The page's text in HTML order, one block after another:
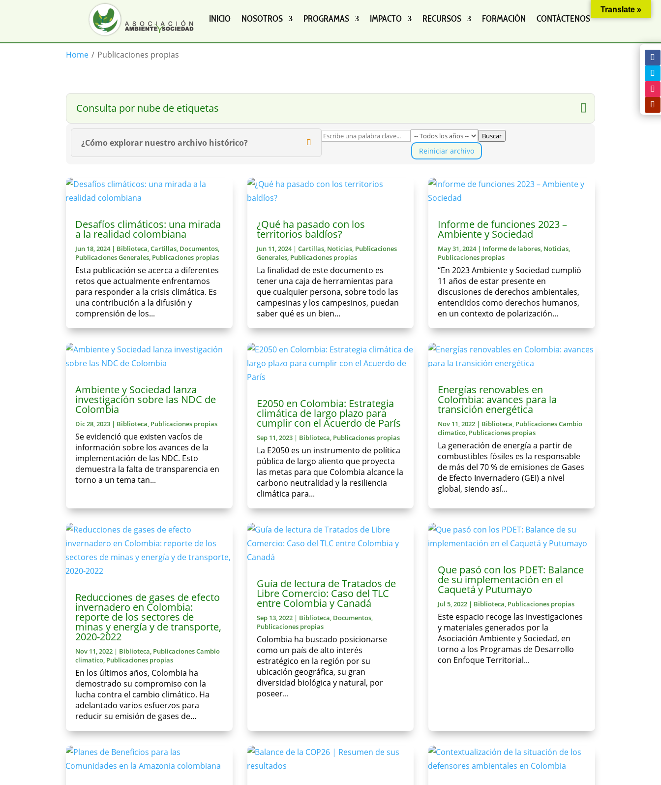
INICIO NOSOTROS PROGRAMAS IMPACTO RECURSOS FORMACIÓN CONTÁCTENOS
Home / Publicaciones propias
Consulta por nube de etiquetas
¿Cómo explorar nuestro archivo histórico?
Buscar
Reiniciar archivo
Desafíos climáticos: una mirada
a la realidad colombiana
Jun 18, 2024| Biblioteca,Cartillas, Documentos,
Publicaciones Generales, Publicaciones propias
Esta publicación se acerca a diferentes
retos que actualmente enfrentamos
para responder a la crisis climática. Es
una contribución a la difusión y
comprensión de los...
¿Qué ha pasado con los
territorios baldíos?
Jun 11, 2024| Cartillas, Noticias, Publicaciones
Generales, Publicaciones propias
La finalidad de este documento es
tener una caja de herramientas para
que cualquier persona, sobre todo las
campesinas y los campesinos, puedan
saber qué es un bien...
Informe de funciones 2023 –
Ambiente y Sociedad
May 31, 2024| Informe de labores, Noticias,
Publicaciones propias
“En 2023 Ambiente y Sociedad cumplió
11 años de estar presente en
discusiones de derechos ambientales,
entendidos como derechos humanos,
en un contexto de polarización...
Ambiente y Sociedad lanza
investigación sobre las NDC de
Colombia
Dic 28, 2023 | Biblioteca, Publicaciones propias
Se evidenció que existen vacíos de
información sobre los avances de la
implementación de las NDC. Esto
demuestra la falta de transparencia en
torno a un tema tan...
E2050 en Colombia: Estrategia
climática de largo plazo para
cumplir con el Acuerdo de París
Sep 11, 2023| Biblioteca, Publicaciones propias
La E2050 es un instrumento de política
pública de largo aliento que proyecta
las metas para que Colombia alcance la
carbono neutralidad y la resiliencia
climática para...
Energías renovables en
Colombia: avances para la
transición energética
Nov 11, 2022 | Biblioteca, Publicaciones Cambio
climatico, Publicaciones propias
La generación de energía a partir de
combustibles fósiles es la responsable
de más del 70 % de emisiones de Gases
de Efecto Invernadero (GEI) a nivel
global, siendo así...
Reducciones de gases de efecto
invernadero en Colombia:
reporte de los sectores de
minas y energía y de transporte,
2020-2022
Nov 11, 2022 | Biblioteca, Publicaciones Cambio
climatico, Publicaciones propias
En los últimos años, Colombia ha
demostrado su compromiso con la
lucha contra el cambio climático. Ha
adelantado varios esfuerzos para
reducir su emisión de gases de...
Guía de lectura de Tratados de
Libre Comercio: Caso del TLC
entre Colombia y Canadá
Sep 13, 2022| Biblioteca, Documentos,
Publicaciones propias
Colombia ha buscado posicionarse
como un país de alto interés
estratégico en la región por su
ubicación geográfica, su gran
diversidad biológica y natural, por
poseer...
Que pasó con los PDET: Balance
de su implementación en el
Caquetá y Putumayo
Jul 5, 2022 | Biblioteca, Publicaciones propias
Este espacio recoge las investigaciones
y materiales generados por la
Asociación Ambiente y Sociedad, en
torno a los Programas de Desarrollo
con Enfoque Territorial...
Translate »